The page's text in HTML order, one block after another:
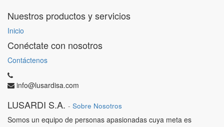
Nuestros productos y servicios
Inicio
Conéctate con nosotros
Contáctenos
info@lusardisa.com
LUSARDI S.A. - Sobre Nosotros
Somos un equipo de personas apasionadas cuya meta es